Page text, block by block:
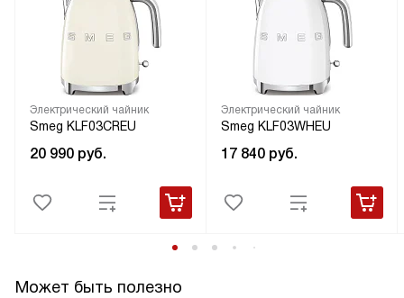
Электрический чайник
Smeg KLF03CREU
20 990 руб.
Электрический чайник
Smeg KLF03WHEU
17 840 руб.
Может быть полезно